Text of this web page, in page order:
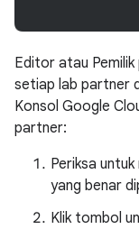
Editor atau
setiap lab partner
Konsol Google
partner:
Periksa
yang benar
Klik tombol